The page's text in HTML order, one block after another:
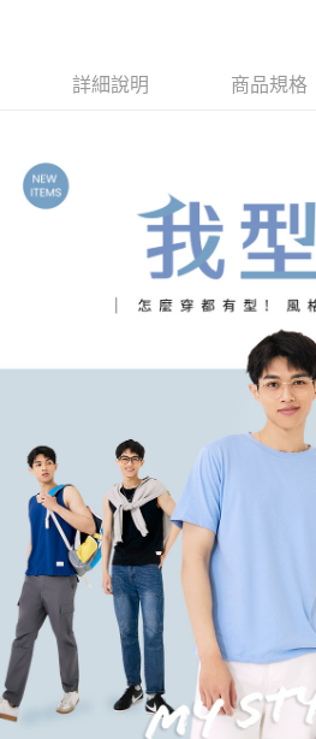
海外配送-港/澳/新/馬/泰國專屬
海外配送-其他亞洲地區
海外配送-歐美地區
詳細說明 商品規格